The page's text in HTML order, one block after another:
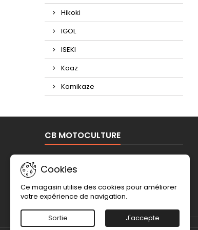
Hikoki
IGOL
ISEKI
Kaaz
Kamikaze
CB MOTOCULTURE
Conditions Générales de Vente
Contactez-nous
Plan du site
Cookies
Ce magasin utilise des cookies pour améliorer
votre expérience de navigation.
Sortie J'accepte